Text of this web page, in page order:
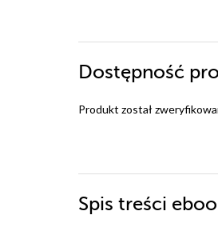
Dostępność
Produkt został
Spis treści